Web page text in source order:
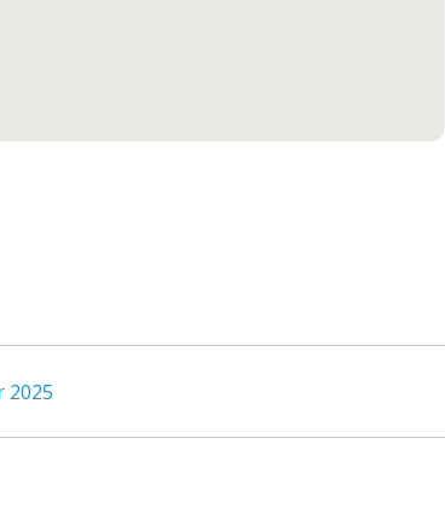
2025